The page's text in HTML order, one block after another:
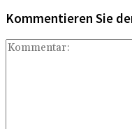
Kommentieren Sie